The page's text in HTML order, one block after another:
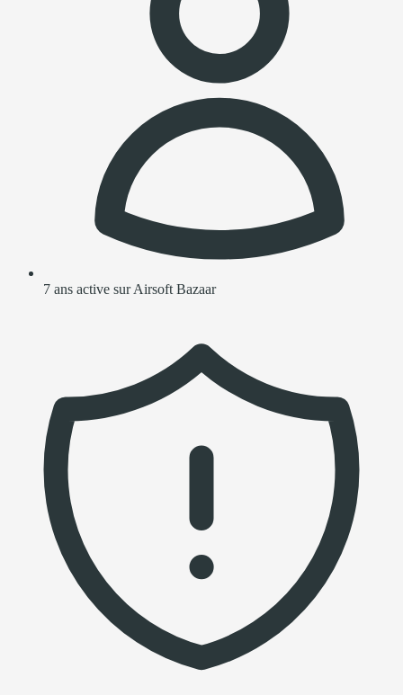
7 ans active sur Airsoft Bazaar